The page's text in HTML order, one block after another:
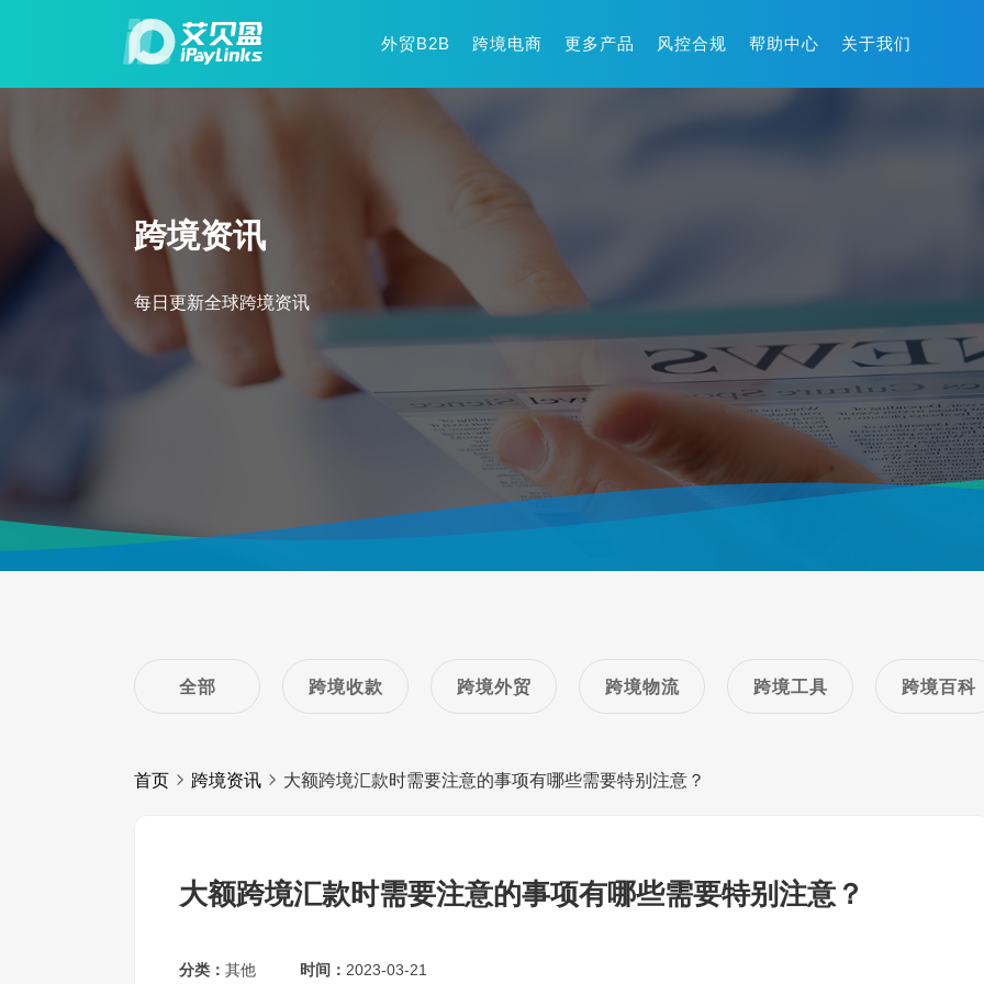
外贸B2B 跨境电商 更多产品 风控合规 帮助中心 关于我们
跨境资讯
每日更新全球跨境资讯
全部 跨境收款 跨境外贸 跨境物流 跨境工具 跨境百科
首页 跨境资讯 大额跨境汇款时需要注意的事项有哪些需要特别注意？
大额跨境汇款时需要注意的事项有哪些需要特别注意？
分类： 其他 时间： 2023-03-21